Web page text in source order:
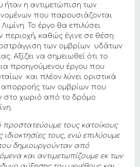
ήταν η αντιμετώπιση των
που παρουσιάζονται
Το έργο θα επιλύσει
περιοχή, καθώς έγινε σε θέση
των ομβρίων υδάτων
Αξίζει να σημειωθεί ότι το
προηγούμενου έργου που
και πλέον λύνει οριστικά
απορροής των ομβρίων που
στο χωριό από το δρόμο
τους κατοίκους
ιδιοκτησίες τους, ενώ επιλύουμε
δημιουργούνταν από
και αντιμετωπίζουμε εκ των